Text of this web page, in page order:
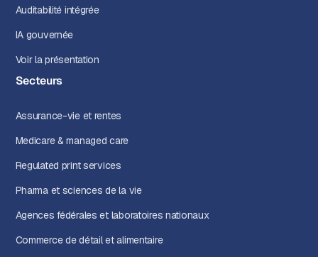
Auditabilité intégrée
IA gouvernée
Voir la présentation
Secteurs
Assurance-vie et rentes
Medicare & managed care
Regulated print services
Pharma et sciences de la vie
Agences fédérales et laboratoires nationaux
Commerce de détail et alimentaire